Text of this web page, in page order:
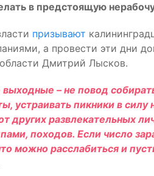
в предстоящую
призывают
а провести эти дни
Дмитрий Лысков.
– не повод
устраивать пикники в
других развлекательных
походов. Если число
можно расслабиться и